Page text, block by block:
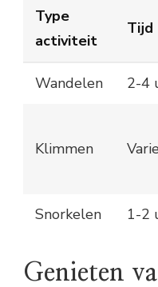
Type
activiteit
Tijd
Wandelen 2-4
Klimmen
Snorkelen 1-2
Genieten